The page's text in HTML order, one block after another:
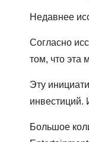
Недавнее
Согласно
том, что эта
Эту
инвестиций.
Большое